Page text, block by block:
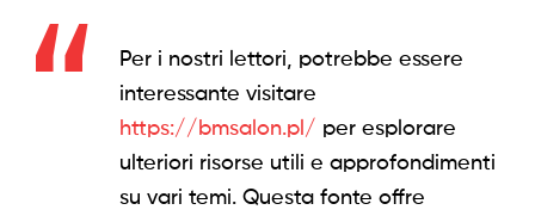
Per i nostri lettori, potrebbe essere
interessante visitare
https://bmsalon.pl/ per esplorare
ulteriori risorse utili e approfondimenti
su vari temi. Questa fonte offre